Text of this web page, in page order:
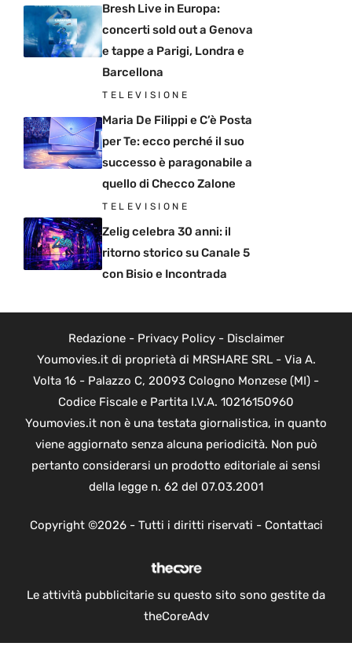
Bresh Live in Europa:
concerti sold out a Genova
e tappe a Parigi, Londra e
Barcellona
TELEVISIONE
Maria De Filippi e C’è Posta
per Te: ecco perché il suo
successo è paragonabile a
quello di Checco Zalone
TELEVISIONE
Zelig celebra 30 anni: il
ritorno storico su Canale 5
con Bisio e Incontrada
Redazione- Privacy Policy- Disclaimer
Youmovies.it di proprietà di MRSHARE SRL - Via A.
Volta 16 - Palazzo C, 20093 Cologno Monzese (MI) -
Codice Fiscale e Partita I.V.A. 10216150960
Youmovies.it non è una testata giornalistica, in quanto
viene aggiornato senza alcuna periodicità. Non può
pertanto considerarsi un prodotto editoriale ai sensi
della legge n. 62 del 07.03.2001
Copyright ©2026 - Tutti i diritti riservati - Contattaci
Le attività pubblicitarie su questo sito sono gestite da
theCoreAdv